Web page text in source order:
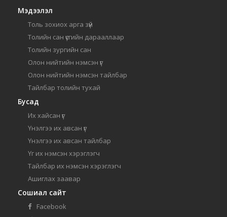
Мэдээлэл
Толь зохиох арга зүй
Толийн сан үсгийн дарааллаар
Толийн зургийн сан
Олон нийтийн нэмсэн үг
Олон нийтийн нэмсэн тайлбар
Тайлбар толийн тухай
Бусад
Их хайсан үг
Үнэлгээ их авсан үг
Үнэлгээ их авсан тайлбар
Үг их нэмсэн хэрэглэгч
Тайлбар их нэмсэн хэрэглэгч
Ашиглах заавар
Сошиал сайт
Facebook